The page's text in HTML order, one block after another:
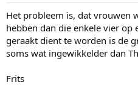
Het probleem is, dat vrouwen
hebben dan die enkele vier op
geraakt dient te worden is de
soms wat ingewikkelder dan
Frits